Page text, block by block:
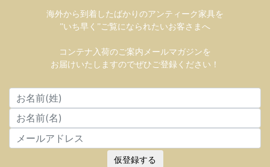
海外から到着したばかりのアンティーク家具を
”いち早く”ご覧になられたいお客さまへ
コンテナ入荷のご案内メールマガジンを
お届けいたしますのでぜひご登録ください！
仮登録する